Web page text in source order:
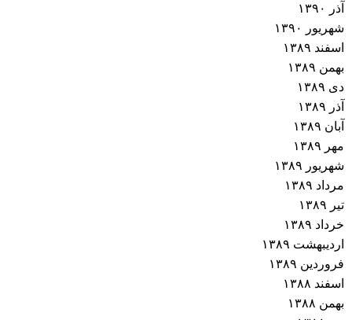
آذر ۱۳۹۰
شهریور ۱۳۹۰
اسفند ۱۳۸۹
بهمن ۱۳۸۹
دی ۱۳۸۹
آذر ۱۳۸۹
آبان ۱۳۸۹
مهر ۱۳۸۹
شهریور ۱۳۸۹
مرداد ۱۳۸۹
تیر ۱۳۸۹
خرداد ۱۳۸۹
اردیبهشت ۱۳۸۹
فروردین ۱۳۸۹
اسفند ۱۳۸۸
بهمن ۱۳۸۸